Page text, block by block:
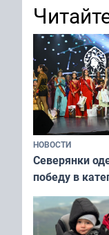
НОВОСТИ
Северянки
победу в
«Мисс и
Русь»